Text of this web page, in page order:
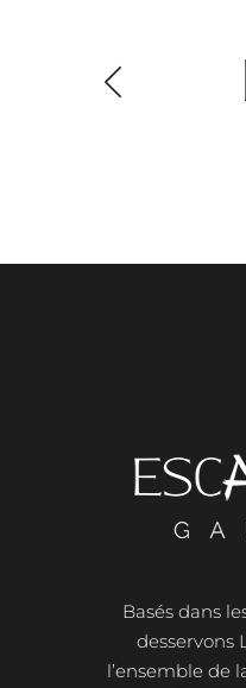
Basés dans
desservons
l’ensemble de